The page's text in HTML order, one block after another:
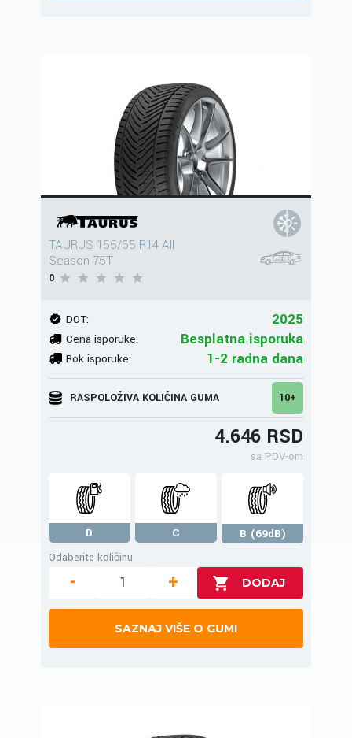
TAURUS 155/65 R14 All
Season 75T
0
DOT: 2025
Cena isporuke: Besplatna isporuka
Rok isporuke: 1-2 radna dana
RASPOLOŽIVA KOLIČINA GUMA 10+
4.646 RSD
sa PDV-om
D C
B (69dB)
Odaberite količinu
- +
SAZNAJ VIŠE O GUMI